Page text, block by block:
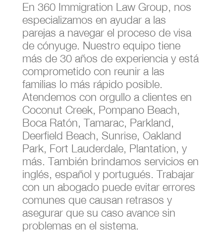
En 360 Immigration Law Group, nos
especializamos en ayudar a las
parejas a navegar el proceso de visa
de cónyuge. Nuestro equipo tiene
más de 30 años de experiencia y está
comprometido con reunir a las
familias lo más rápido posible.
Atendemos con orgullo a clientes en
Coconut Creek, Pompano Beach,
Boca Ratón, Tamarac, Parkland,
Deerfield Beach, Sunrise, Oakland
Park, Fort Lauderdale, Plantation, y
más. También brindamos servicios en
inglés, español y portugués. Trabajar
con un abogado puede evitar errores
comunes que causan retrasos y
asegurar que su caso avance sin
problemas en el sistema.